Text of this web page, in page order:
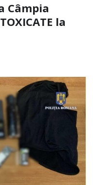
Câmpia
la